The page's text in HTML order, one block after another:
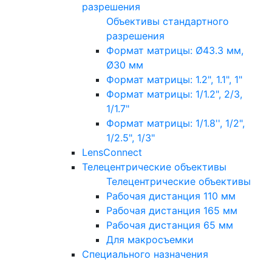
разрешения
Объективы стандартного
разрешения
Формат матрицы: Ø43.3 мм,
Ø30 мм
Формат матрицы: 1.2", 1.1", 1"
Формат матрицы: 1/1.2", 2/3,
1/1.7"
Формат матрицы: 1/1.8'', 1/2",
1/2.5", 1/3"
LensConnect
Телецентрические объективы
Телецентрические объективы
Рабочая дистанция 110 мм
Рабочая дистанция 165 мм
Рабочая дистанция 65 мм
Для макросъемки
Специального назначения